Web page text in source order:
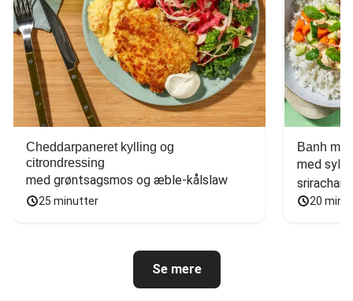
Cheddarpaneret kylling og
citrondressing
med grøntsagsmos og æble-kålslaw
25 minutter
Banh mi-
med
20
Se mere